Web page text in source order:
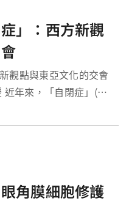
」：西方新觀
觀點與東亞文化的交會
閉症是一種先天腦部功
角膜細胞修護